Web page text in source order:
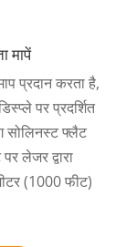
मापें
प्रदान करता है,
पर प्रदर्शित
सोलिनस्ट फ्लैट
लेजर द्वारा
(1000 फीट)